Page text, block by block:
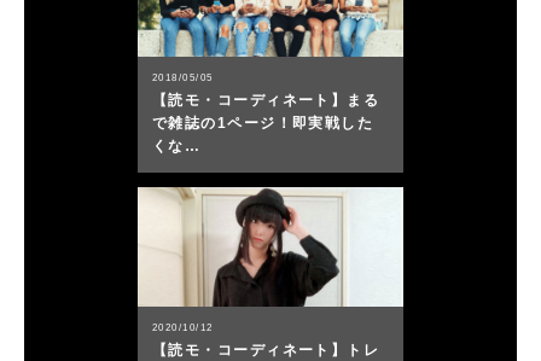
2018/05/05
【読モ・コーディネート】まる
で雑誌の1ページ！即実戦した
くな…
2020/10/12
【読モ・コーディネート】トレ